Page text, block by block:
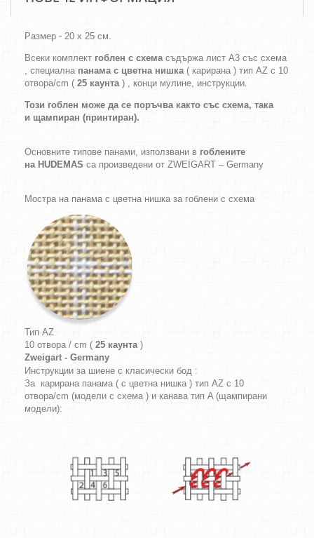
Размер - 20 х 25 см.
Всеки комплект гоблен с схемасъдържа лист А3 със схема
, специална панама с цветна нишка( карирана ) тип AZ с 10
отвора/cm ( 25 каунта) , конци мулине, инструкции.
Този гоблен може да се поръчва както със схема, така
и щампиран (принтиран).
Основните типове панами, използвани в гоблените
на HUDEMAS са произведени от ZWEIGART – Germany
Мостра на панама с цветна нишка за гоблени с схема
Тип AZ
10 отвора / cm ( 25 каунта)
Zweigart - Germany
Инструкции за шиене с класически бод :
За карирана панама ( с цветна нишка ) тип AZ с 10
отвора/cm (модели с схема ) и канава тип A (щампирани
модели):